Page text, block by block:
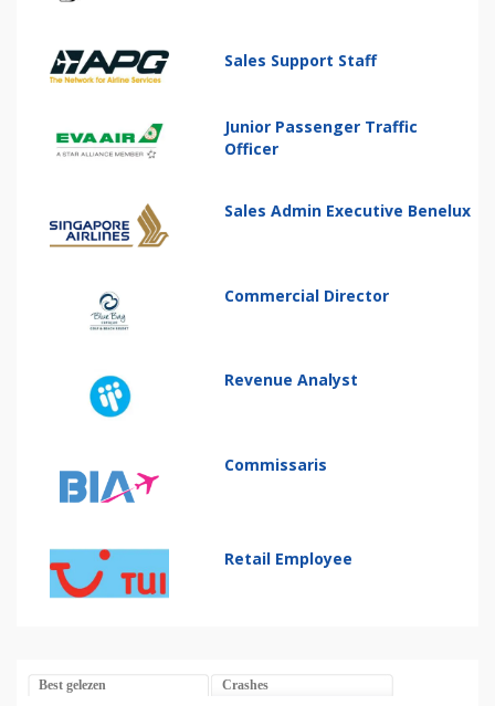
Sales Support Staff
Junior Passenger Traffic
Officer
Sales Admin Executive Benelux
Commercial Director
Revenue Analyst
Commissaris
Retail Employee
Best gelezen Crashes